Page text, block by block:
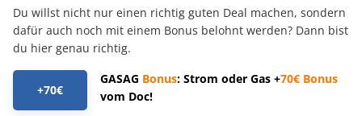
Du willst nicht nur einen richtig guten Deal machen, sondern
dafür auch noch mit einem Bonus belohnt werden? Dann bist
du hier genau richtig.
+70€
GASAG Bonus: Strom oder Gas +70€ Bonus
vom Doc!